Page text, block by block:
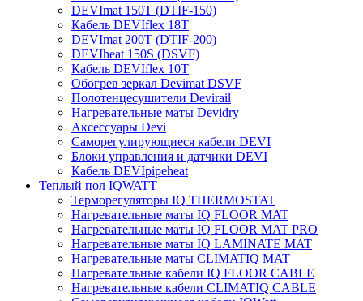
DEVImat 150T (DTIF-150)
Кабель DEVIflex 18T
DEVImat 200T (DTIF-200)
DEVIheat 150S (DSVF)
Кабель DEVIflex 10T
Обогрев зеркал Devimat DSVF
Полотенцесушители Devirail
Нагревательные маты Devidry
Аксессуары Devi
Саморегулирующиеся кабели DEVI
Блоки управления и датчики DEVI
Кабель DEVIpipeheat
Теплый пол IQWATT
Терморегуляторы IQ THERMOSTAT
Нагревательные маты IQ FLOOR MAT
Нагревательные маты IQ FLOOR MAT PRO
Нагревательные маты IQ LAMINATE MAT
Нагревательные маты CLIMATIQ MAT
Нагревательные кабели IQ FLOOR CABLE
Нагревательные кабели CLIMATIQ CABLE